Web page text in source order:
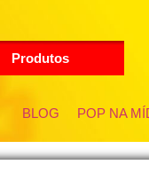
Produtos
BLOG POP NA